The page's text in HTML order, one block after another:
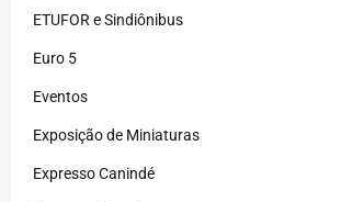
ETUFOR e Sindiônibus
Euro 5
Eventos
Exposição de Miniaturas
Expresso Canindé